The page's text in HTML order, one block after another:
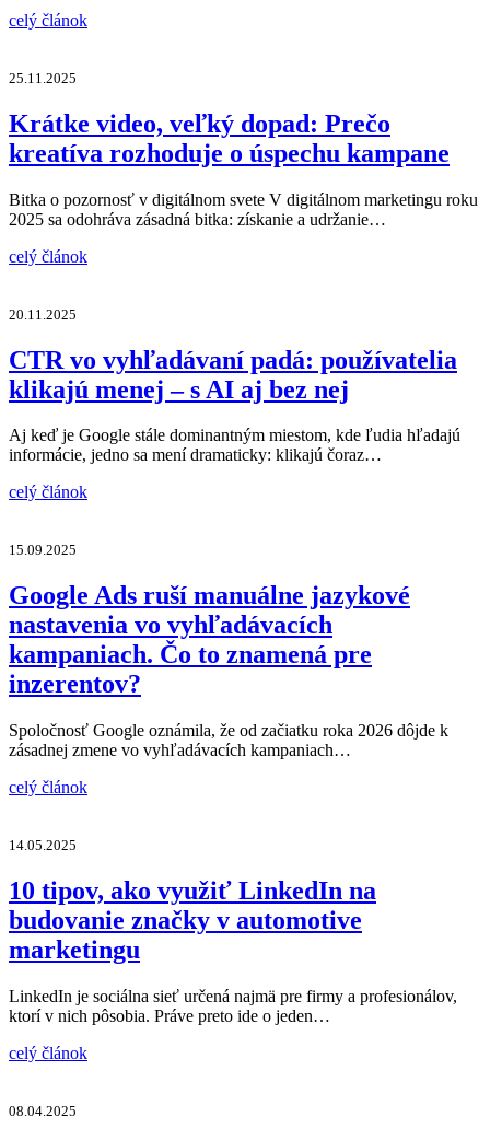
celý článok
25.11.2025
Krátke video, veľký dopad: Prečo
kreatíva rozhoduje o úspechu kampane
Bitka o pozornosť v digitálnom svete V digitálnom marketingu roku
2025 sa odohráva zásadná bitka: získanie a udržanie…
celý článok
20.11.2025
CTR vo vyhľadávaní padá: používatelia
klikajú menej – s AI aj bez nej
Aj keď je Google stále dominantným miestom, kde ľudia hľadajú
informácie, jedno sa mení dramaticky: klikajú čoraz…
celý článok
15.09.2025
Google Ads ruší manuálne jazykové
nastavenia vo vyhľadávacích
kampaniach. Čo to znamená pre
inzerentov?
Spoločnosť Google oznámila, že od začiatku roka 2026 dôjde k
zásadnej zmene vo vyhľadávacích kampaniach…
celý článok
14.05.2025
10 tipov, ako využiť LinkedIn na
budovanie značky v automotive
marketingu
LinkedIn je sociálna sieť určená najmä pre firmy a profesionálov,
ktorí v nich pôsobia. Práve preto ide o jeden…
celý článok
08.04.2025